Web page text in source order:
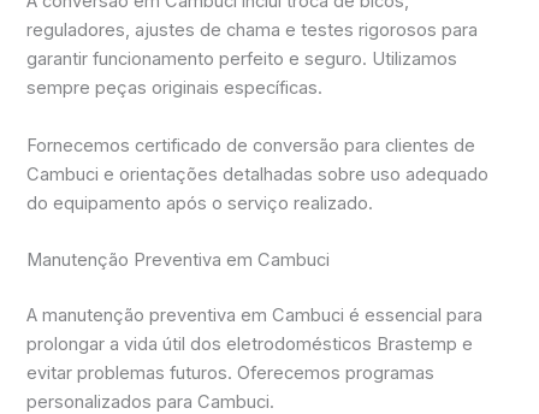
reguladores, ajustes de chama e testes rigorosos para
garantir funcionamento perfeito e seguro. Utilizamos
sempre peças originais específicas.
Fornecemos certificado de conversão para clientes de
Cambuci e orientações detalhadas sobre uso adequado
do equipamento após o serviço realizado.
Manutenção Preventiva em Cambuci
A manutenção preventiva em Cambuci é essencial para
prolongar a vida útil dos eletrodomésticos Brastemp e
evitar problemas futuros. Oferecemos programas
personalizados para Cambuci.